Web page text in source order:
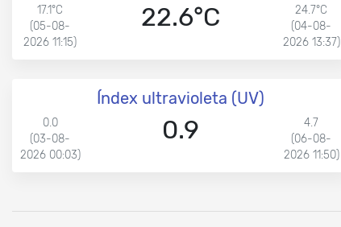
17.1°C
(05-08-
2026 11:15)
22.6°C
24.7°C
(04-08-
2026 13:37)
Índex ultravioleta (UV)
0.0
(03-08-
2026 00:03)
0.9
4.7
(06-08-
2026 11:50)